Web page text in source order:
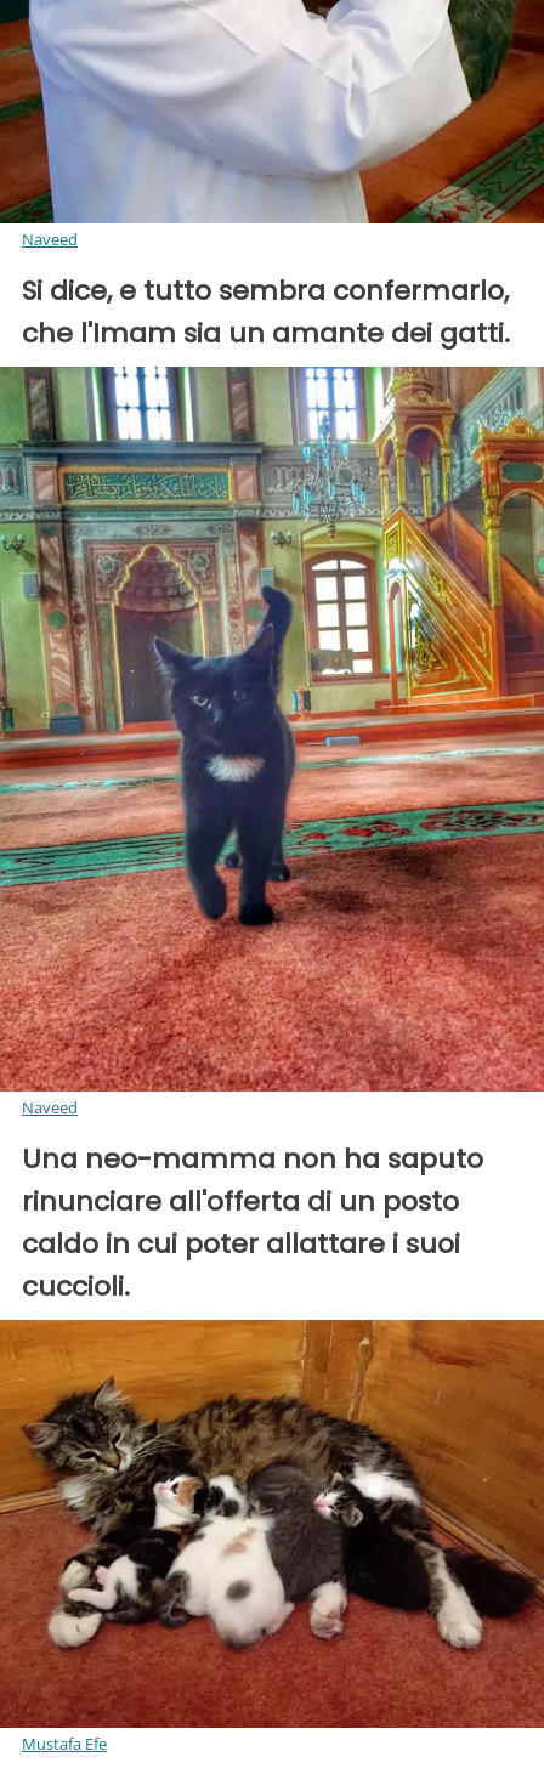
Naveed
Si dice, e tutto sembra confermarlo,
che l'Imam sia un amante dei gatti.
Naveed
Una neo-mamma non ha saputo
rinunciare all'offerta di un posto
caldo in cui poter allattare i suoi
cuccioli.
Mustafa Efe